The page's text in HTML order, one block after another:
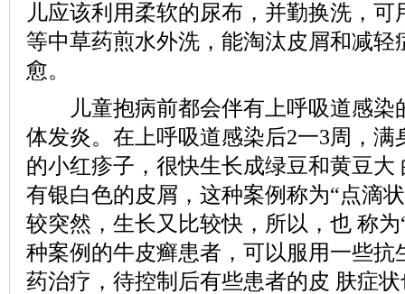
儿应该利用柔软的尿布，并勤换洗，
等中草药煎水外洗，能淘汰皮屑和减轻
愈。
儿童抱病前都会伴有上呼吸道感染
体发炎。在上呼吸道感染后2一3周，满
的小红疹子，很快生长成绿豆和黄豆大
有银白色的皮屑，这种案例称为“点滴
较突然，生长又比较快，所以，也 称
种案例的牛皮癣患者，可以服用一些抗
药治疗，待控制后有些患者的皮 肤症